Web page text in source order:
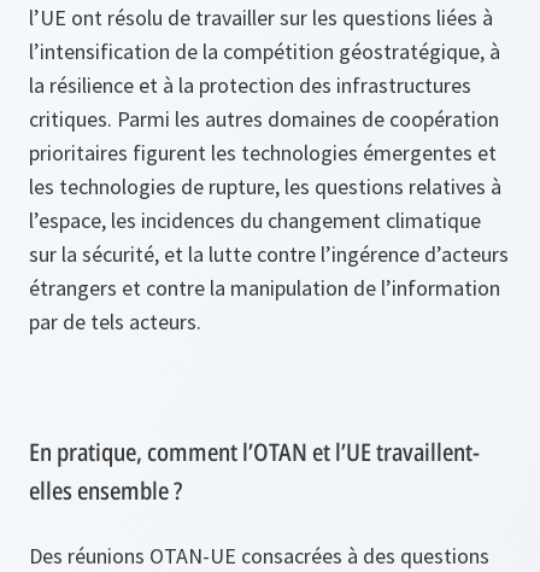
l’UE ont résolu de travailler sur les questions liées à
l’intensification de la compétition géostratégique, à
la résilience et à la protection des infrastructures
critiques. Parmi les autres domaines de coopération
prioritaires figurent les technologies émergentes et
les technologies de rupture, les questions relatives à
l’espace, les incidences du changement climatique
sur la sécurité, et la lutte contre l’ingérence d’acteurs
étrangers et contre la manipulation de l’information
par de tels acteurs.
En pratique, comment l’OTAN et l’UE travaillent-
elles ensemble ?
Des réunions OTAN-UE consacrées à des questions